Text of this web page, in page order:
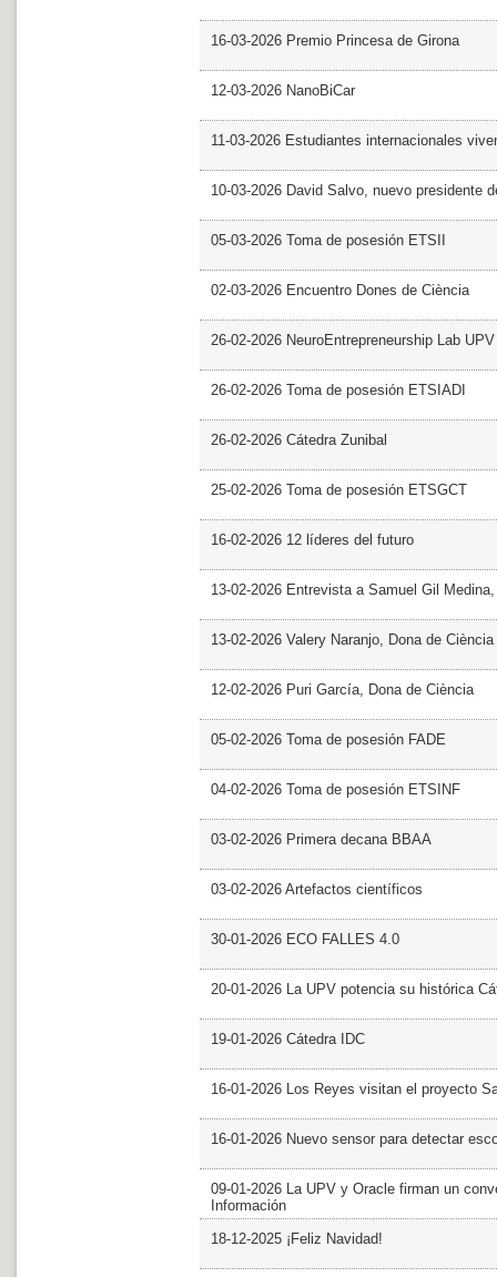
16-03-2026 Premio Princesa de Girona
12-03-2026 NanoBiCar
11-03-2026 Estudiantes internacionales
10-03-2026 David Salvo, nuevo presidente
05-03-2026 Toma de posesión ETSII
02-03-2026 Encuentro Dones de Ciència
26-02-2026 NeuroEntrepreneurship Lab UPV
26-02-2026 Toma de posesión ETSIADI
26-02-2026 Cátedra Zunibal
25-02-2026 Toma de posesión ETSGCT
16-02-2026 12 líderes del futuro
13-02-2026 Entrevista a Samuel Gil
13-02-2026 Valery Naranjo, Dona de Ciència
12-02-2026 Puri García, Dona de Ciència
05-02-2026 Toma de posesión FADE
04-02-2026 Toma de posesión ETSINF
03-02-2026 Primera decana BBAA
03-02-2026 Artefactos científicos
30-01-2026 ECO FALLES 4.0
20-01-2026 La UPV potencia su histórica
19-01-2026 Cátedra IDC
16-01-2026 Los Reyes visitan el proyecto
16-01-2026 Nuevo sensor para detectar
09-01-2026 La UPV y Oracle firman un
Información
18-12-2025 ¡Feliz Navidad!